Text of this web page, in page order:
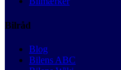
Bilråd
Blog
Bilens ABC